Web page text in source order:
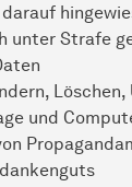
unter Strafe
und